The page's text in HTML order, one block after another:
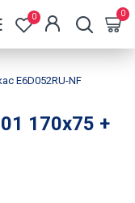
0 0
E6D052RU-NF
170x75 +